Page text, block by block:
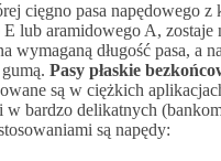
cięgno pasa napędowego z
lub aramidowego A, zostaje
wymaganą długość pasa, a
Pasy płaskie
są w ciężkich
w bardzo delikatnych
są napędy: